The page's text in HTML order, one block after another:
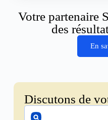
Votre partenaire
des
En
Discutons de